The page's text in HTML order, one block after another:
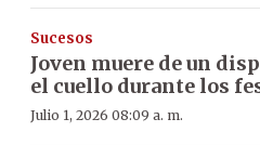
Sucesos
Joven muere de un
el cuello durante los
Julio 1, 2026 08:09 a. m.